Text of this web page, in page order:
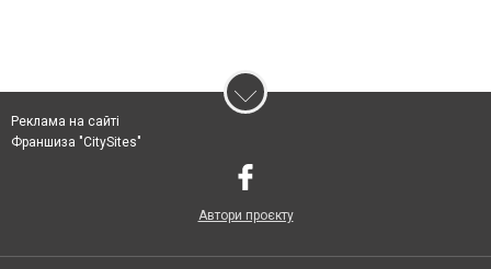
Реклама на сайті
Франшиза "CitySites"
Автори проєкту